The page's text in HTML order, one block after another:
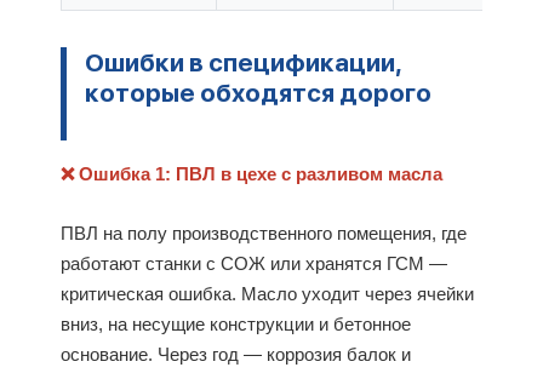
Ошибки в спецификации,
которые обходятся дорого
❌ Ошибка 1: ПВЛ в цехе с разливом масла
ПВЛ на полу производственного помещения, где
работают станки с СОЖ или хранятся ГСМ —
критическая ошибка. Масло уходит через ячейки
вниз, на несущие конструкции и бетонное
основание. Через год — коррозия балок и